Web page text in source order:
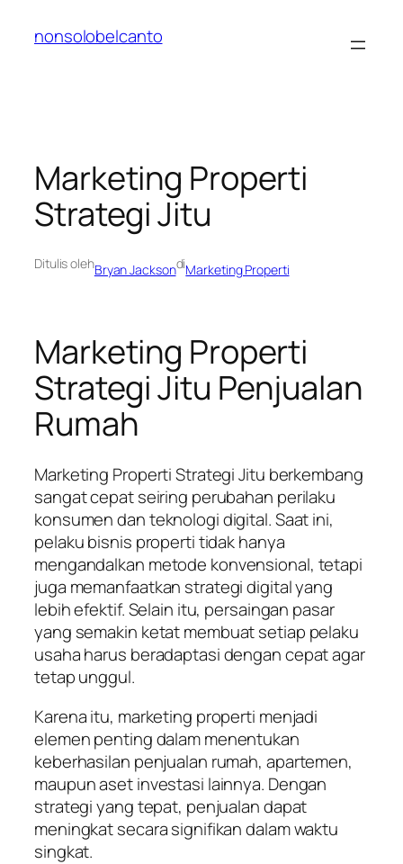
nonsolobelcanto
Marketing Properti
Strategi Jitu
Ditulis olehBryan JacksondiMarketing Properti
Marketing Properti
Strategi Jitu Penjualan
Rumah
Marketing Properti Strategi Jitu berkembang
sangat cepat seiring perubahan perilaku
konsumen dan teknologi digital. Saat ini,
pelaku bisnis properti tidak hanya
mengandalkan metode konvensional, tetapi
juga memanfaatkan strategi digital yang
lebih efektif. Selain itu, persaingan pasar
yang semakin ketat membuat setiap pelaku
usaha harus beradaptasi dengan cepat agar
tetap unggul.
Karena itu, marketing properti menjadi
elemen penting dalam menentukan
keberhasilan penjualan rumah, apartemen,
maupun aset investasi lainnya. Dengan
strategi yang tepat, penjualan dapat
meningkat secara signifikan dalam waktu
singkat.